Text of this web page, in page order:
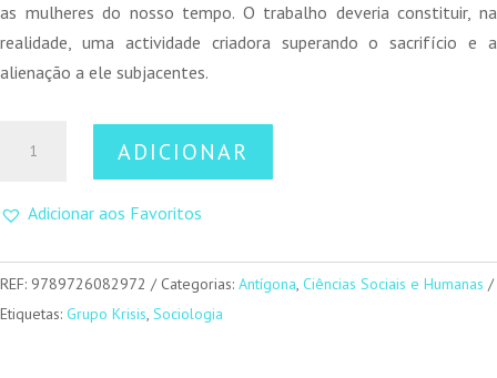
as mulheres do nosso tempo. O trabalho deveria constituir, na
realidade, uma actividade criadora superando o sacrifício e a
alienação a ele subjacentes.
contra
Trabalho
ADICIONAR
Adicionar aos Favoritos
REF: 9789726082972 Categorias: Antígona, Ciências Sociais e Humanas
Etiquetas: Grupo Krisis, Sociologia